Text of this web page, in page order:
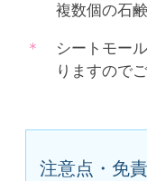
複数個の石
シートモー
りますので
注意点・免